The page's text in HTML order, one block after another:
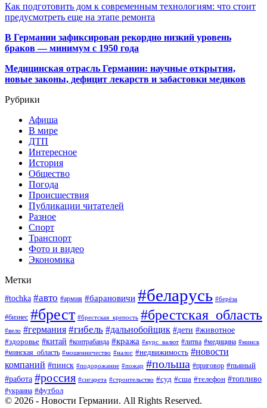
Как подготовить дом к современным технологиям: что стоит
предусмотреть еще на этапе ремонта
В Германии зафиксирован рекордно низкий уровень
браков — минимум с 1950 года
Медицинская отрасль Германии: научные открытия,
новые законы, дефицит лекарств и забастовки медиков
Рубрики
Афиша
В мире
ДТП
Интересное
История
Общество
Погода
Происшествия
Публикации читателей
Разное
Спорт
Транспорт
Фото и видео
Экономика
Метки
#tochka #авто #армия #барановичи #беларусь #берёза
#бизнес #брест #брестская_крепость #брестская_область
#вело #германия #гибель #дальнобойщик #дети #животное
#здоровье #китай #контрабанда #кража #курс_валют #литва #медицина #минск
#минская_область #мошенничество #налог #недвижимость #новости
компаний #пинск #подорожание #пожар #польша #приговор #пьяный
#работа #россия #сигарета #строительство #суд #сша #телефон #топливо
#украина #футбол
© 2026 - Новости Германии. All Rights Reserved.